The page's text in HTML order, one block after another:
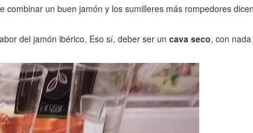
un buen jamón y los sumilleres más rompedores
del jamón ibérico. Eso sí, deber ser un cava seco, con